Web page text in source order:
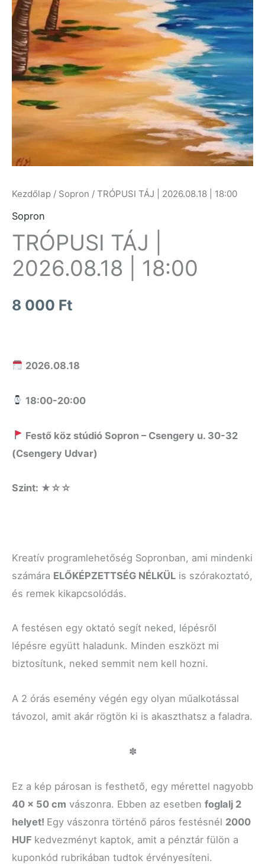
Kezdőlap / Sopron / TRÓPUSI TÁJ | 2026.08.18 | 18:00
Sopron
TRÓPUSI TÁJ |
2026.08.18 | 18:00
8 000 Ft
2026.08.18
18:00-20:00
Festőköz stúdió Sopron – Csengery u. 30-32
(Csengery Udvar)
Szint: ★☆ ☆
Kreatív programlehetőség Sopronban, ami mindenki
számára ELŐKÉPZETTSÉG NÉLKÜL is szórakoztató,
és remek kikapcsolódás.
A festésen egy oktató segít neked, lépésről
lépésre együtt haladunk. Minden eszközt mi
biztosítunk, neked semmit nem kell hozni.
A 2 órás esemény végén egy olyan műalkotással
távozol, amit akár rögtön ki is akaszthatsz a faladra.
✽
Ez a kép párosan is festhető, egy mérettel nagyobb
40 x 50 cm vászonra. Ebben az esetben foglalj 2
helyet! Egy vászonra történő páros festésnél 2000
HUF kedvezményt kaptok, amit a pénztár fülön a
kuponkód rubrikában tudtok érvényesíteni.